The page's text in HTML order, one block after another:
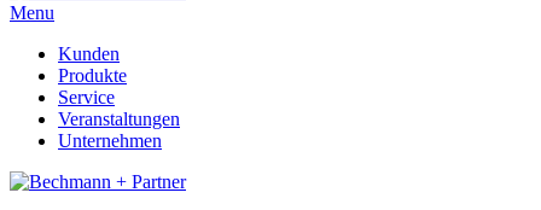
Menu
Kunden
Produkte
Service
Veranstaltungen
Unternehmen